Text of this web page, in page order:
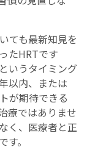
ても最新知見を
たHRTです
いうタイミング
以内、または
が期待できる
療ではありませ
く、医療者と正
。